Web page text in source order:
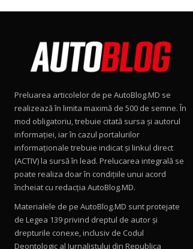
Preluarea articolelor de pe AutoBlog.MD se
realizează în limita maximă de 500 de semne. În
mod obligatoriu, trebuie citată sursa și autorul
informației, iar în cazul portalurilor
informaționale trebuie indicat și linkul direct
(ACTIV) la sursă în lead. Prelucarea integrală se
poate realiza doar în condițiile unui acord
încheiat cu redacţia AutoBlog.MD.
Materialele de pe AutoBlog.MD sunt protejate
de Legea 139 privind dreptul de autor și
drepturile conexe, inclusiv de Codul
Deontologic al Jurnalistului din Republica